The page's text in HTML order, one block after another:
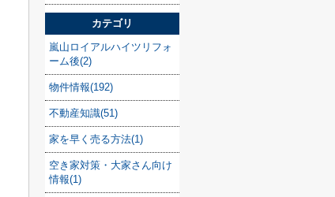
カテゴリ
嵐山ロイアルハイツリフォ
ーム後(2)
物件情報(192)
不動産知識(51)
家を早く売る方法(1)
空き家対策・大家さん向け
情報(1)